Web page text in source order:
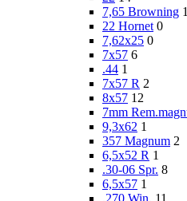
7,65 Browning 1
22 Hornet 0
7,62x25 0
7x57 6
.44 1
7x57 R 2
8x57 12
7mm
9,3x62 1
357 Magnum 2
6,5x52 R 1
.30-06 Spr. 8
6,5x57 1